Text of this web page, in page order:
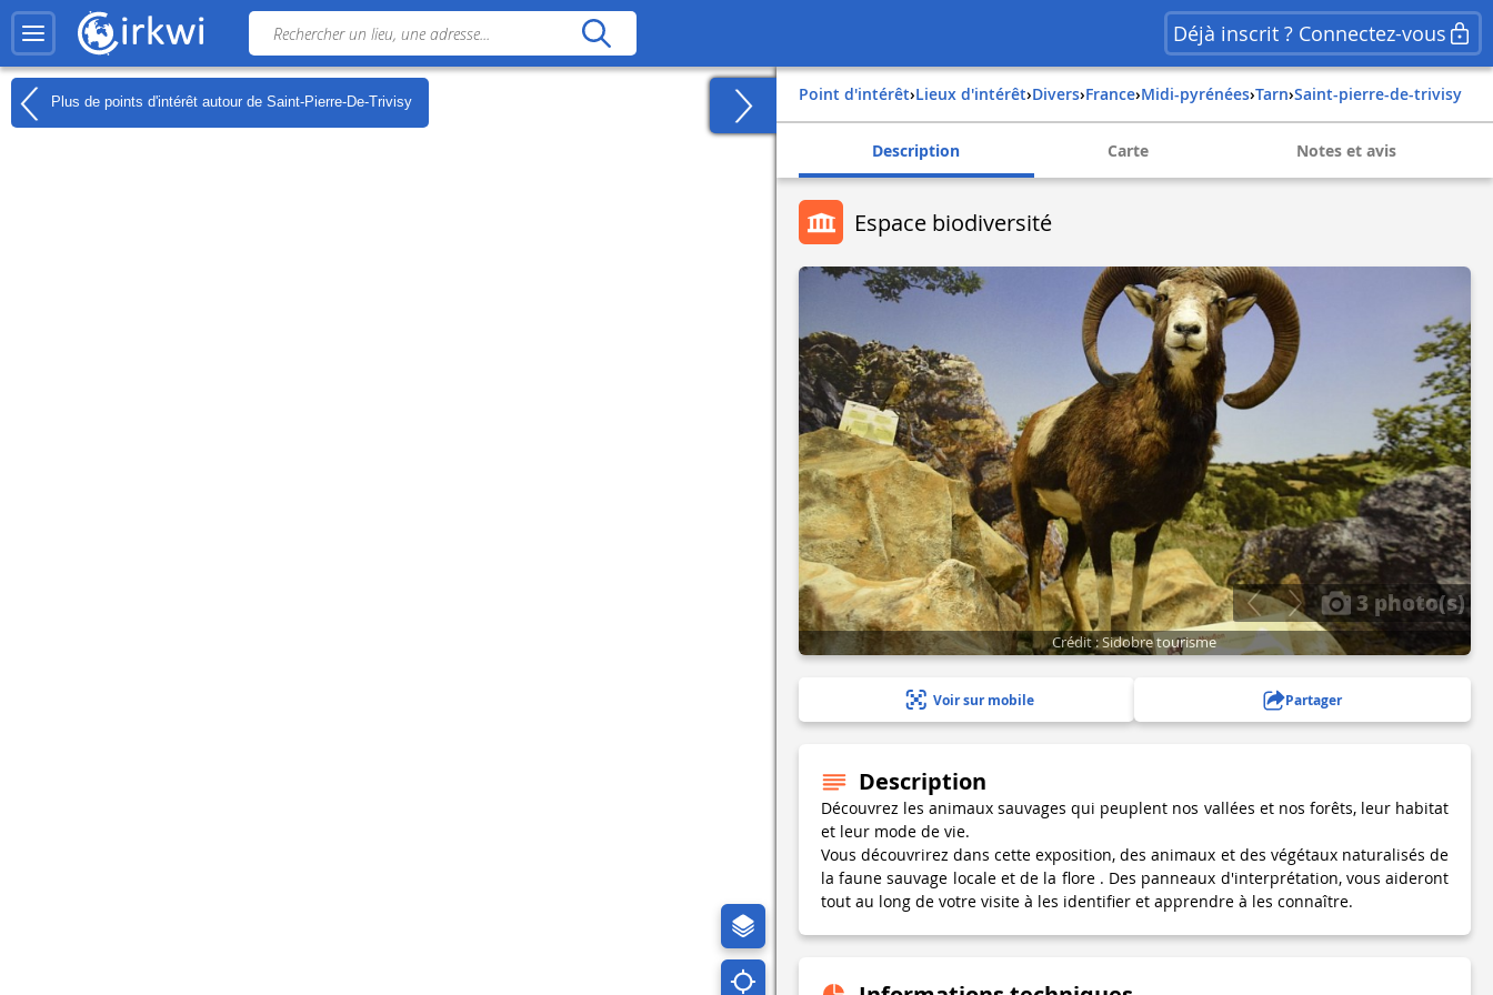
Déjà inscrit ? Connectez-vous
Plus de points d'intérêt autour de Saint-Pierre-De-Trivisy Point d'intérêt› Lieux d'intérêt› Divers› france› midi-pyrénées› tarn› saint-pierre-de-trivisy
Description Carte Notes et avis
Espace biodiversité
3 photo(s)
Crédit : Sidobre tourisme
Voir sur mobile Partager
Description
Découvrez les animaux sauvages qui peuplent nos vallées et nos forêts, leur habitat
et leur mode de vie.
Vous découvrirez dans cette exposition, des animaux et des végétaux naturalisés de
la faune sauvage locale et de la flore . Des panneaux d'interprétation, vous aideront
tout au long de votre visite à les identifier et apprendre à les connaître.